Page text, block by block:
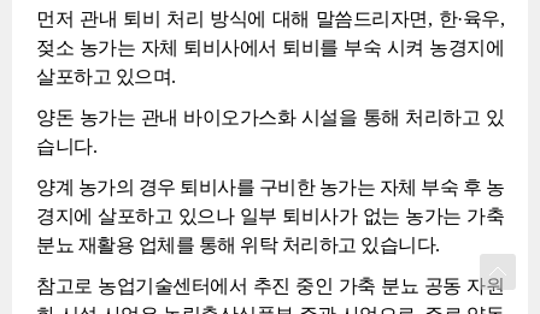
먼저 관내 퇴비 처리 방식에 대해 말씀드리자면, 한·육우,
젖소 농가는 자체 퇴비사에서 퇴비를 부숙 시켜 농경지에
살포하고 있으며.
양돈 농가는 관내 바이오가스화 시설을 통해 처리하고 있
습니다.
양계 농가의 경우 퇴비사를 구비한 농가는 자체 부숙 후 농
경지에 살포하고 있으나 일부 퇴비사가 없는 농가는 가축
분뇨 재활용 업체를 통해 위탁 처리하고 있습니다.
참고로 농업기술센터에서 추진 중인 가축 분뇨 공동 자원